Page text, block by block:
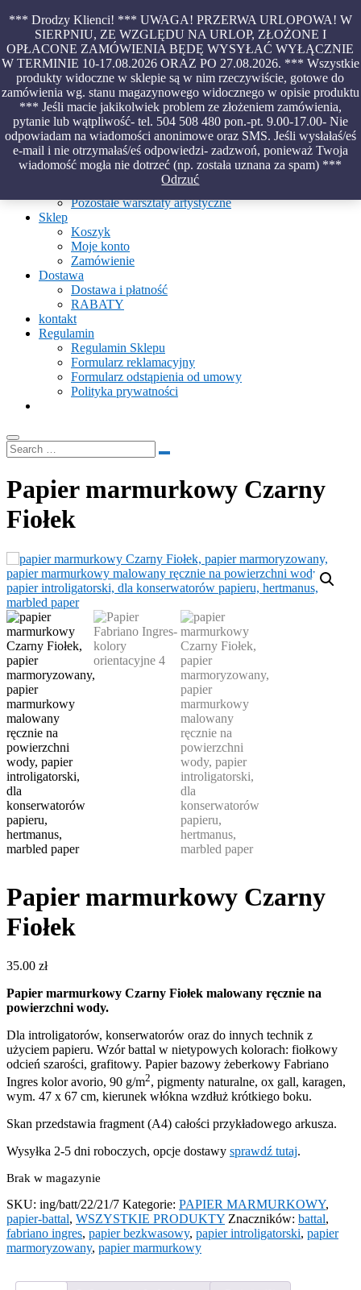
*** Drodzy Klienci! *** UWAGA! PRZERWA URLOPOWA! W
SIERPNIU, ZE WZGLĘDU NA URLOP, ZŁOŻONE I
OPŁACONE ZAMÓWIENIA BĘDĘ WYSYŁAĆ WYŁĄCZNIE
W TERMINIE 10-17.08.2026 ORAZ PO 27.08.2026. *** Wszystkie
produkty widoczne w sklepie są w nim rzeczywiście, gotowe do
zamówienia wg. stanu magazynowego widocznego w opisie produktu
*** Jeśli macie jakikolwiek problem ze złożeniem zamówienia,
pytanie lub wątpliwość- tel. 504 508 480 pon.-pt. 9.00-17.00- Nie
odpowiadam na wiadomości anonimowe oraz SMS. Jeśli wysłałaś/eś
e-mail i nie otrzymałaś/eś odpowiedzi- zadzwoń, ponieważ Twoja
wiadomość mogła nie dotrzeć (np. została uznana za spam) ***
Odrzuć
Skip
content
Piękno malowane na wodzie – papiery marmurkowe – materiały
introligatorskie – oprawy – etui – pudełka
Aktualności
O Pracowni
Ebru
Warsztaty
Warsztaty malowania na wodzie
Pozostałe warsztaty artystyczne
Sklep
Koszyk
Moje konto
Zamówienie
Dostawa
Dostawa i płatność
RABATY
kontakt
Regulamin
Regulamin Sklepu
Formularz reklamacyjny
Formularz odstąpienia od umowy
Polityka prywatności
Papier marmurkowy Czarny
Fiołek
Papier marmurkowy Czarny
Fiołek
35.00 zł
Papier marmurkowy Czarny Fiołek malowany ręcznie na
powierzchni wody.
Dla introligatorów, konserwatorów oraz do innych technik z
użyciem papieru. Wzór battal w nietypowych kolorach: fiołkowy
odcień szarości, grafitowy. Papier bazowy żeberkowy Fabriano
Ingres kolor avorio, 90 g/m2, pigmenty naturalne, ox gall, karagen,
wym. 47 x 67 cm, kierunek włókna wzdłuż krótkiego boku.
Skan przedstawia fragment (A4) całości przykładowego arkusza.
Wysyłka 2-5 dni roboczych, opcje dostawy sprawdź tutaj.
Brak w magazynie
SKU: ing/batt/22/21/7 Kategorie: PAPIER MARMURKOWY,
papier-battal, WSZYSTKIE PRODUKTY Znaczników: battal,
fabriano ingres, papier bezkwasowy, papier introligatorski, papier
marmoryzowany, papier marmurkowy